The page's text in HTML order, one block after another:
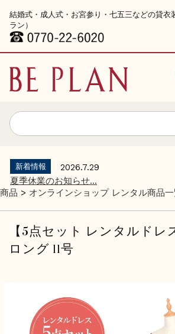
結婚式・成人式・お宮参り・七五三などの貸
ラン）
新着情報
2026.7.29
夏季休業のお知らせ...
商品 > オンラインショップ レンタル商品
【5点セット レンタルド
ロング 11号